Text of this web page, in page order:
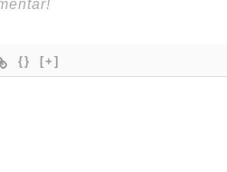
{} [+]